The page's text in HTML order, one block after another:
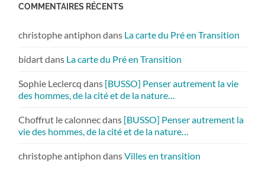
COMMENTAIRES RÉCENTS
christophe antiphon dans La carte du Pré en Transition
bidartdans La carte du Pré en Transition
Sophie Leclercq dans [BUSSO] Penser autrement la vie
des hommes, de la cité et de la nature…
Choffrut le calonnecdans [BUSSO] Penser autrement la
vie des hommes, de la cité et de la nature…
christophe antiphon dansVilles en transition